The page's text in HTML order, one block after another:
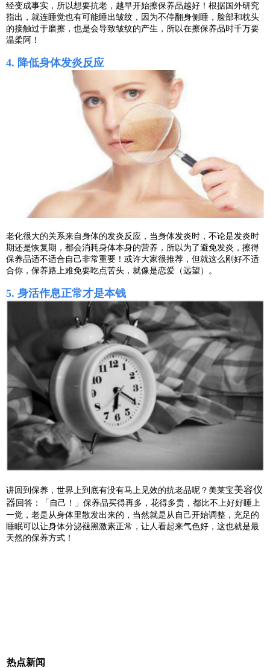
经变成事实，所以想要抗老，越早开始擦保养品越好！根据国外研究
指出，就连睡觉也有可能睡出皱纹，因为不停翻身侧睡，脸部和枕头
的接触过于磨擦，也是会导致皱纹的产生，所以在擦保养品时千万要
温柔阿！
4. 降低身体发炎反应
老化很大的关系来自身体的发炎反应，当身体发炎时，不论是发炎时
期还是恢复期，都会消耗身体本身的营养，所以为了避免发炎，擦得
保养品适不适合自己非常重要！或许大家很推荐，但就这么刚好不适
合你，保养路上难免要吃点苦头，就像是恋爱（远望）。
5. 身活作息正常才是本钱
讲回到保养，世界上到底有没有马上见效的抗老品呢？美莱宝美容仪
器 回答：「自己！」保养品买得再多，花得多贵，都比不上好好睡上
一觉，老是从身体里散发出来的，当然就是从自己开始调整，充足的
睡眠可以让身体分泌褪黑激素正常，让人看起来气色好，这也就是最
天然的保养方式！
热点新闻